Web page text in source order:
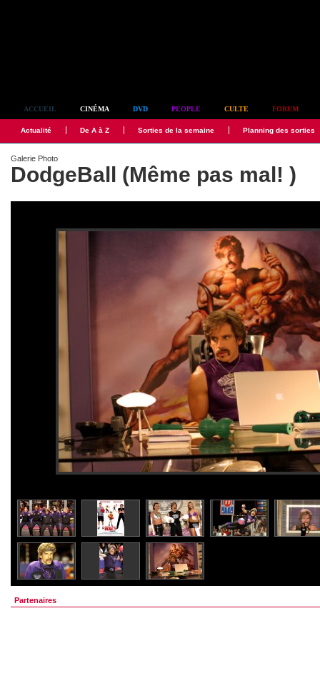
ACCUEIL CINÉMA DVD PEOPLE CULTE FORUM
Actualité De A à Z Sorties de la semaine Planning des sorties
Galerie Photo
DodgeBall (Même pas mal! )
Partenaires